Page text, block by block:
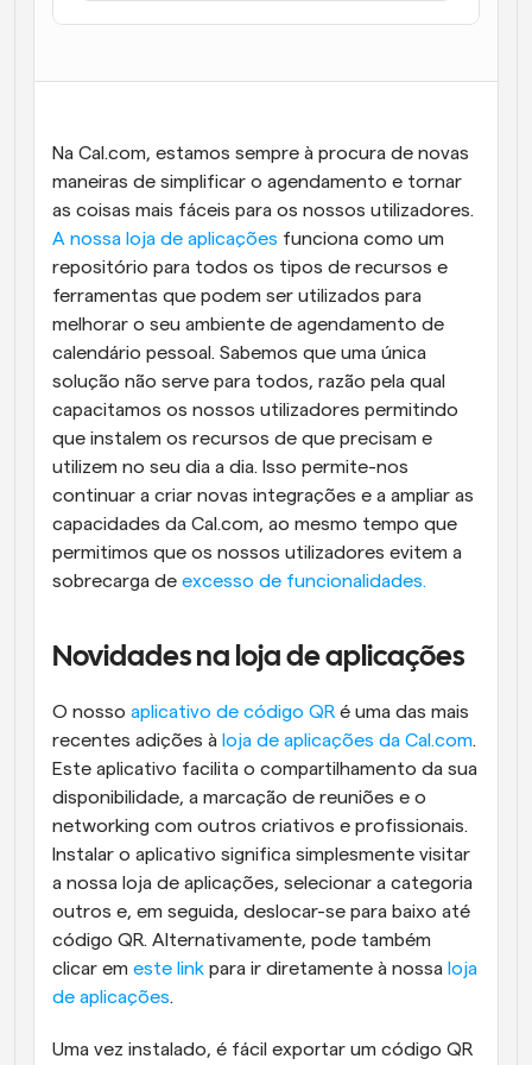
Agendamento potenciado com chamadas
impulsionadas por IA
atualizações
Reuniões Instantâneas
Reunião com clientes em minutos
Links de Grupo Dinâmico
Agende reuniões de forma fluida com várias pessoas
Webhooks
Receba notificações quando algo acontecer
Na Cal.com, estamos sempre à procura de novas
maneiras de simplificar o agendamento e tornar
A nossa loja de aplicações funciona como um
repositório para todos os tipos de recursos e
ferramentas que podem ser utilizados para
melhorar o seu ambiente de agendamento de
calendário pessoal. Sabemos que uma única
solução não serve para todos, razão pela qual
capacitamos os nossos utilizadores permitindo
que instalem os recursos de que precisam e
utilizem no seu dia a dia. Isso permite-nos
continuar a criar novas integrações e a ampliar as
capacidades da Cal.com, ao mesmo tempo que
permitimos que os nossos utilizadores evitem a
sobrecarga de excesso de funcionalidades.
Novidades na loja de aplicações
O nosso aplicativo de código QR é uma das mais
recentes adições à loja de aplicações da Cal.com.
Este aplicativo facilita o compartilhamento da sua
disponibilidade, a marcação de reuniões e o
networking com outros criativos e profissionais.
Instalar o aplicativo significa simplesmente visitar
a nossa loja de aplicações, selecionar a categoria
outros e, em seguida, deslocar-se para baixo até
código QR. Alternativamente, pode também
clicar em este link para ir diretamente à nossa loja
de aplicações.
Uma vez instalado, é fácil exportar um código QR